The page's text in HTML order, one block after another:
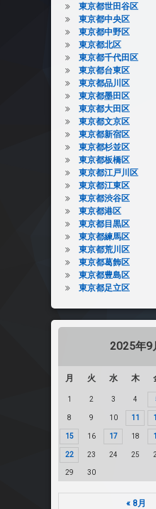
東京都世田谷区
東京都中央区
東京都中野区
東京都北区
東京都千代田区
東京都台東区
東京都品川区
東京都墨田区
東京都大田区
東京都文京区
東京都新宿区
東京都杉並区
東京都板橋区
東京都江戸川区
東京都江東区
東京都渋谷区
東京都港区
東京都目黒区
東京都練馬区
東京都荒川区
東京都葛飾区
東京都豊島区
東京都足立区
2025年9
月 火 水 木
1 2 3 4
8 9 10 11
15 16 17 18
22 23 24 25
29 30
« 8月